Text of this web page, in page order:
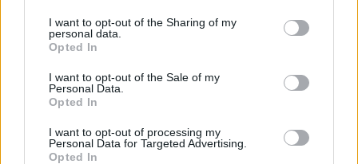
I want to opt-out of the Sharing of my
personal data.
Opted In
I want to opt-out of the Sale of my
Personal Data.
Opted In
I want to opt-out of processing my
Personal Data for Targeted Advertising.
Opted In